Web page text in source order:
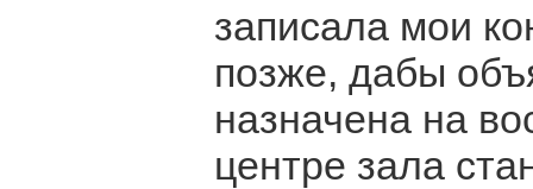
записала мои
позже, дабы
назначена на
центре зала